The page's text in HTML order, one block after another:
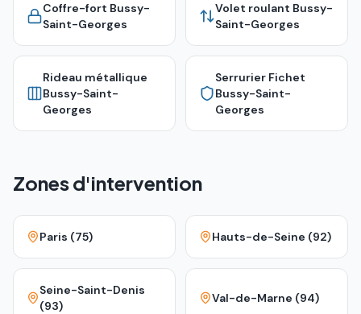
Coffre-fort Bussy-
Saint-Georges
Volet roulant Bussy-
Saint-Georges
Rideau métallique
Bussy-Saint-
Georges
Serrurier Fichet
Bussy-Saint-
Georges
Zones d'intervention
Paris (75) Hauts-de-Seine (92)
Seine-Saint-Denis
(93)
Val-de-Marne (94)